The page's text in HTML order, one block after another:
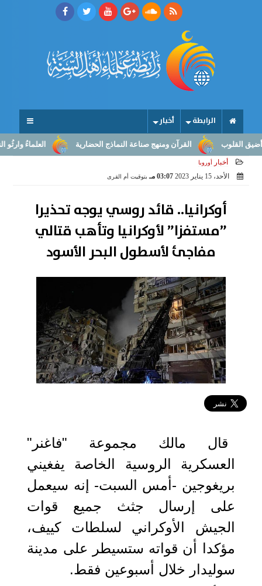
الرابطة أخبار
العلماءُ وارثُو النبوّة: من القرآن ومنهج صناعة النماذج الحضارية
أخبار أوروبا
الأحد، 15 يناير 2023 03:07 مـ بتوقيت أم القرى
أوكرانيا.. قائد روسي يوجه تحذيرا
”مستفزا” لأوكرانيا وتأهب قتالي
مفاجئ لأسطول البحر الأسود
قال مالك مجموعة "فاغنر"
العسكرية الروسية الخاصة يفغيني
بريغوجين -أمس السبت- إنه سيعمل
على إرسال جثث جميع قوات
الجيش الأوكراني لسلطات كييف،
مؤكدا أن قواته ستسيطر على مدينة
سوليدار خلال أسبوعين فقط.